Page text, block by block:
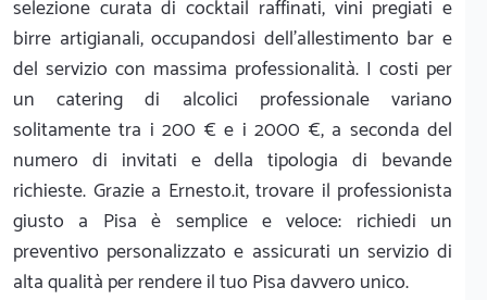
selezione curata di cocktail raffinati, vini pregiati e
birre artigianali, occupandosi dell'allestimento bar e
del servizio con massima professionalità. I costi per
un catering di alcolici professionale variano
solitamente tra i 200 € e i 2000 €, a seconda del
numero di invitati e della tipologia di bevande
richieste. Grazie a Ernesto.it, trovare il professionista
giusto a Pisa è semplice e veloce: richiedi un
preventivo personalizzato e assicurati un servizio di
alta qualità per rendere il tuo Pisa davvero unico.